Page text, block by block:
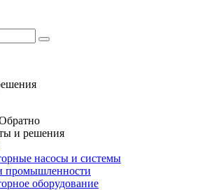
и решения
насосы и системы
промышленности
оборудование